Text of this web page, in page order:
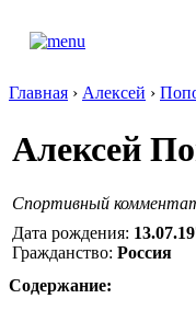
Главная › Алексей ›
Алексей
Спортивный
Дата рождения:
Гражданство: Россия
Содержание: